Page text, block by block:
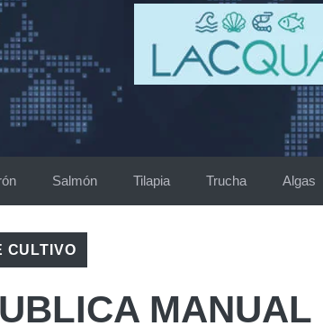
Salmón Tilapia Trucha Algas
CULTIVO